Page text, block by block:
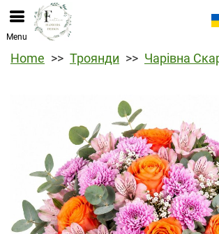
Menu
Home Троянди Чарівна